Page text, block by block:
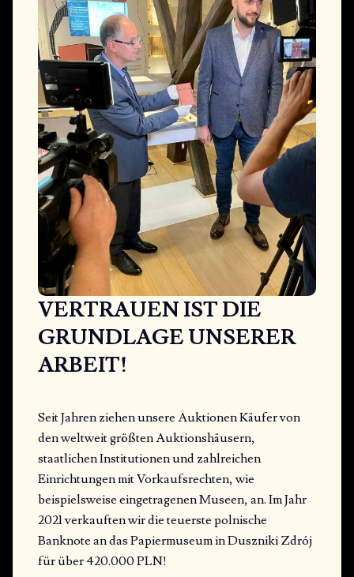
VERTRAUEN IST DIE
GRUNDLAGE UNSERER
ARBEIT!
Seit Jahren ziehen unsere Auktionen Käufer von
den weltweit größten Auktionshäusern,
staatlichen Institutionen und zahlreichen
Einrichtungen mit Vorkaufsrechten, wie
beispielsweise eingetragenen Museen, an. Im Jahr
2021 verkauften wir die teuerste polnische
Banknote an das Papiermuseum in Duszniki Zdrój
für über 420.000 PLN!